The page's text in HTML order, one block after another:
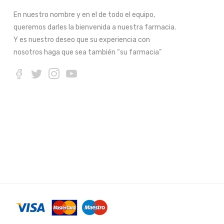
En nuestro nombre y en el de todo el equipo,
queremos darles la bienvenida a nuestra farmacia.
Y es nuestro deseo que su experiencia con
nosotros haga que sea también “su farmacia”